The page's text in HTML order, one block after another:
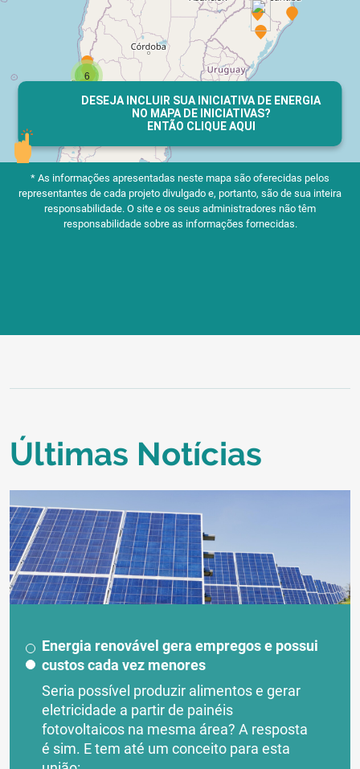
DESEJA INCLUIR SUA INICIATIVA DE ENERGIA
NO MAPA DE INICIATIVAS?
ENTÃO CLIQUE AQUI
* As informações apresentadas neste mapa são oferecidas pelos
representantes de cada projeto divulgado e, portanto, são de sua inteira
responsabilidade. O site e os seus administradores não têm
responsabilidade sobre as informações fornecidas.
Últimas Notícias
Energia renovável gera empregos e possui
custos cada vez menores
Seria possível produzir alimentos e gerar
eletricidade a partir de painéis
fotovoltaicos na mesma área? A resposta
é sim. E tem até um conceito para esta